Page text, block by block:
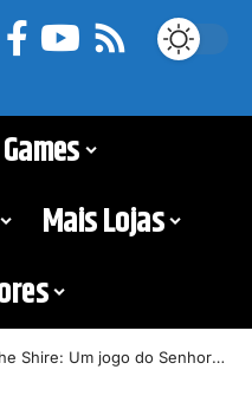
Mais Lojas
do Senhor dos Anéis será lançado em 25 de março de 2025